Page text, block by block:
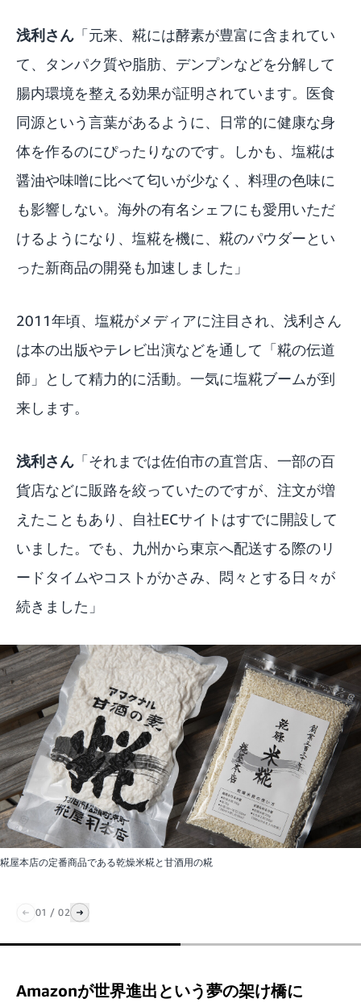
浅利さん 「元来、糀には酵素が豊富に含まれてい
て、タンパク質や脂肪、デンプンなどを分解して
腸内環境を整える効果が証明されています。医食
同源という言葉があるように、日常的に健康な身
体を作るのにぴったりなのです。しかも、塩糀は
醤油や味噌に比べて匂いが少なく、料理の色味に
も影響しない。海外の有名シェフにも愛用いただ
けるようになり、塩糀を機に、糀のパウダーとい
った新商品の開発も加速しました」
2011年頃、塩糀がメディアに注目され、浅利さん
は本の出版やテレビ出演などを通して「糀の伝道
師」として精力的に活動。一気に塩糀ブームが到
来します。
浅利さん 「それまでは佐伯市の直営店、一部の百
貨店などに販路を絞っていたのですが、注文が増
えたこともあり、自社ECサイトはすでに開設して
いました。でも、九州から東京へ配送する際のリ
ードタイムやコストがかさみ、悶々とする日々が
続きました」
糀屋本店の定番商品である乾燥米糀と甘酒用の糀
01 / 02
Amazonが世界進出という夢の架け橋に